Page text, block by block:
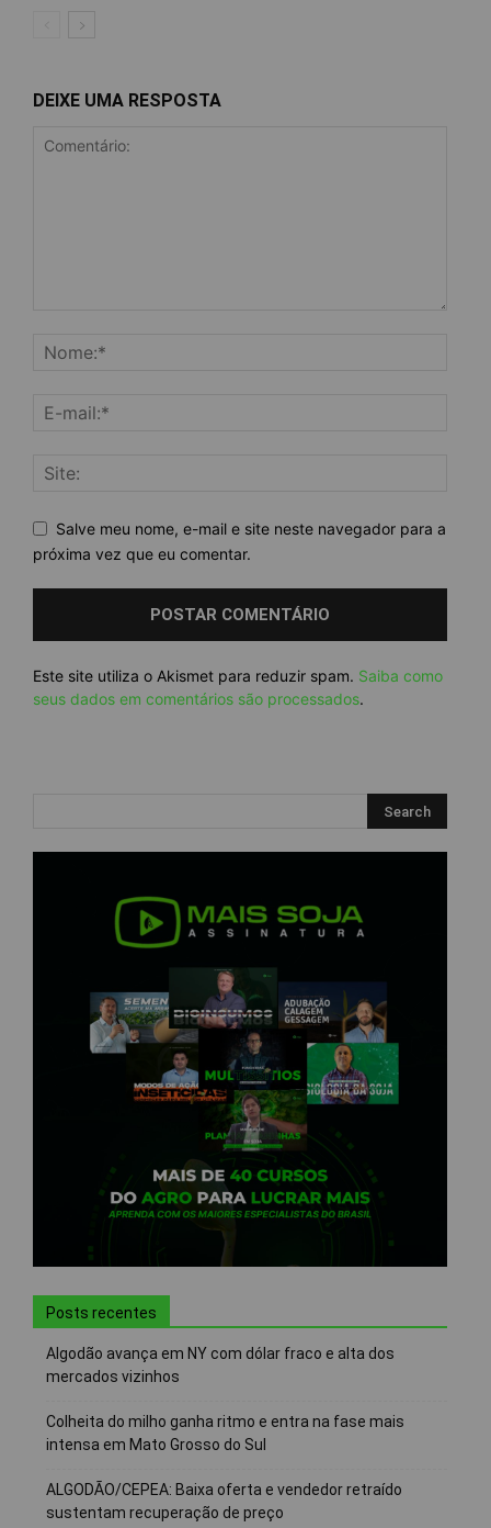
DEIXE UMA RESPOSTA
Salve meu nome, e-mail e site neste navegador para a
próxima vez que eu comentar.
Este site utiliza o Akismet para reduzir spam. Saiba como
seus dados em comentários são processados.
Posts recentes
Algodão avança em NY com dólar fraco e alta dos
mercados vizinhos
Colheita do milho ganha ritmo e entra na fase mais
intensa em Mato Grosso do Sul
ALGODÃO/CEPEA: Baixa oferta e vendedor retraído
sustentam recuperação de preço